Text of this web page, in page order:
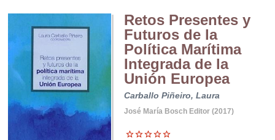
Retos Presentes y
Futuros de la
Política Marítima
Integrada de la
Unión Europea
Carballo Piñeiro, Laura
José María Bosch Editor (2017)